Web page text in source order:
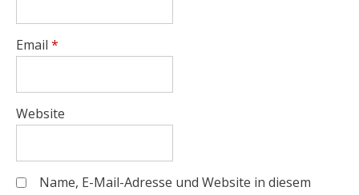
Email *
Website
Name, E-Mail-Adresse und Website in diesem